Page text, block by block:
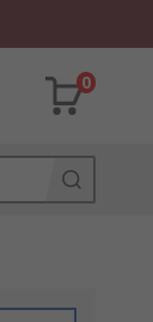
0